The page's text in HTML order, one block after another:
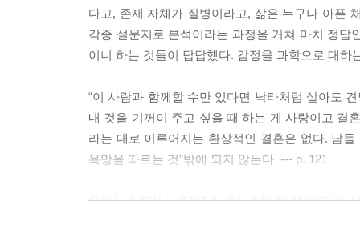
다고, 존재 자체가 질병이라고, 삶은 누구나 아픈
각종 설문지로 분석이라는 과정을 거쳐 마치 정
이니 하는 것들이 답답했다. 감정을 과학으로 대
“이 사람과 함께할 수만 있다면 낙타처럼 살아도
내 것을 기꺼이 주고 싶을 때 하는 게 사랑이고 결
라는 대로 이루어지는 환상적인 결혼은 없다. 남
욕망을 따르는 것”밖에 되지 않는다. --- p. 121
우리는 마트에서 ‘당근 천 원’, ‘수박 만 원’이라